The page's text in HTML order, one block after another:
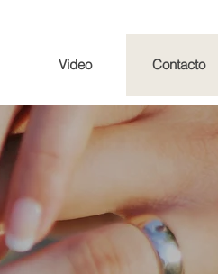
Video Contacto